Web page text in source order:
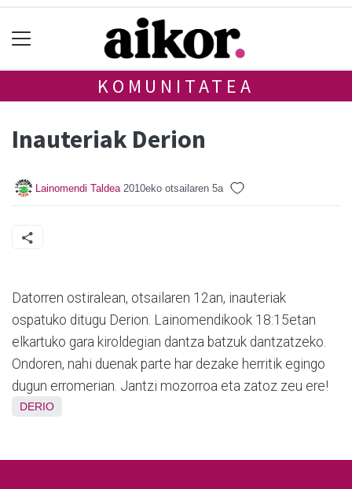
KOMUNITATEA
Inauteriak Derion
Lainomendi Taldea 2010eko otsailaren 5a
Datorren ostiralean, otsailaren 12an, inauteriak
ospatuko ditugu Derion. Lainomendikook 18:15etan
elkartuko gara kiroldegian dantza batzuk dantzatzeko.
Ondoren, nahi duenak parte har dezake herritik egingo
dugun erromerian. Jantzi mozorroa eta zatoz zeu ere!
DERIO